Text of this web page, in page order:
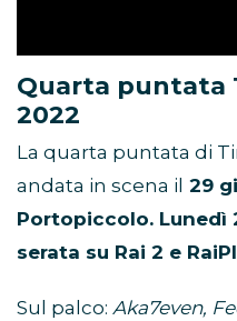
Quarta puntata
2022
La quarta puntata di
andata in scena il 29
Portopiccolo. Lunedì
serata su Rai 2 e
Sul palco: Aka7even,